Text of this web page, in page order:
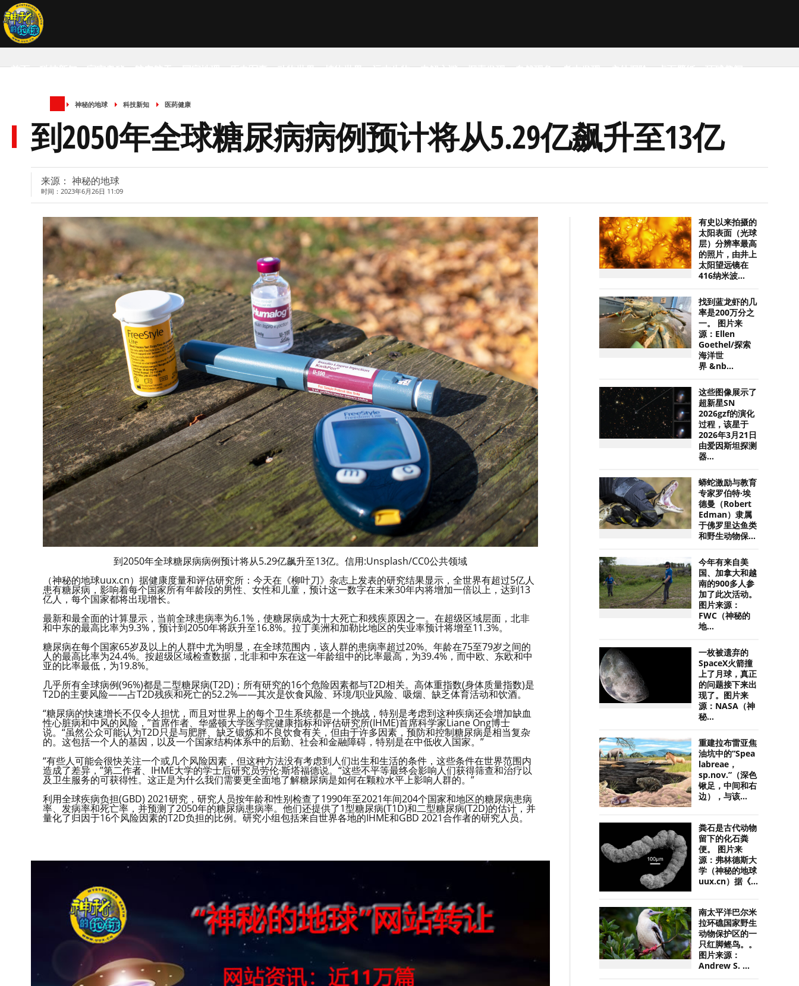
首页 科技新知 宇宙奥秘 航空航天 国家地理 历史军事 动物世界 植物世界 远古生物 未解之谜 探索发现 自然现象 考古发现 户外探险 桌面壁纸 环球趣闻
神秘的地球 科技新知 医药健康
到2050年全球糖尿病病例预计将从5.29亿飙升至13亿
来源： 神秘的地球
时间：2023年6月26日 11:09
到2050年全球糖尿病病例预计将从5.29亿飙升至13亿。信用:Unsplash/CC0公共领域
（神秘的地球uux.cn）据健康度量和评估研究所：今天在《柳叶刀》杂志上发表的研究结果显示，全世界有超过5亿人
患有糖尿病，影响着每个国家所有年龄段的男性、女性和儿童，预计这一数字在未来30年内将增加一倍以上，达到13
亿人，每个国家都将出现增长。
最新和最全面的计算显示，当前全球患病率为6.1%，使糖尿病成为十大死亡和残疾原因之一。在超级区域层面，北非
和中东的最高比率为9.3%，预计到2050年将跃升至16.8%。拉丁美洲和加勒比地区的失业率预计将增至11.3%。
糖尿病在每个国家65岁及以上的人群中尤为明显，在全球范围内，该人群的患病率超过20%。年龄在75至79岁之间的
人的最高比率为24.4%。按超级区域检查数据，北非和中东在这一年龄组中的比率最高，为39.4%，而中欧、东欧和中
亚的比率最低，为19.8%。
几乎所有全球病例(96%)都是二型糖尿病(T2D)；所有研究的16个危险因素都与T2D相关。高体重指数(身体质量指数)是
T2D的主要风险——占T2D残疾和死亡的52.2%——其次是饮食风险、环境/职业风险、吸烟、缺乏体育活动和饮酒。
“糖尿病的快速增长不仅令人担忧，而且对世界上的每个卫生系统都是一个挑战，特别是考虑到这种疾病还会增加缺血
性心脏病和中风的风险，”首席作者、华盛顿大学医学院健康指标和评估研究所(IHME)首席科学家Liane Ong博士
说。“虽然公众可能认为T2D只是与肥胖、缺乏锻炼和不良饮食有关，但由于许多因素，预防和控制糖尿病是相当复杂
的。这包括一个人的基因，以及一个国家结构体系中的后勤、社会和金融障碍，特别是在中低收入国家。”
“有些人可能会很快关注一个或几个风险因素，但这种方法没有考虑到人们出生和生活的条件，这些条件在世界范围内
造成了差异，”第二作者、IHME大学的学士后研究员劳伦·斯塔福德说。“这些不平等最终会影响人们获得筛查和治疗以
及卫生服务的可获得性。这正是为什么我们需要更全面地了解糖尿病是如何在颗粒水平上影响人群的。”
利用全球疾病负担(GBD) 2021研究，研究人员按年龄和性别检查了1990年至2021年间204个国家和地区的糖尿病患病
率、发病率和死亡率，并预测了2050年的糖尿病患病率。他们还提供了1型糖尿病(T1D)和二型糖尿病(T2D)的估计，并
量化了归因于16个风险因素的T2D负担的比例。研究小组包括来自世界各地的IHME和GBD 2021合作者的研究人员。
有史以来拍摄的
太阳表面（光球
层）分辨率最高
的照片，由井上
太阳望远镜在
416纳米波...
找到蓝龙虾的几
率是200万分之
一。 图片来
源：Ellen
Goethel/探索
海洋世
界 &nb...
这些图像展示了
超新星SN
2026gzf的演化
过程，该星于
2026年3月21日
由爱因斯坦探测
器...
蟒蛇激励与教育
专家罗伯特·埃
德曼（Robert
Edman）隶属
于佛罗里达鱼类
和野生动物保...
今年有来自美
国、加拿大和越
南的900多人参
加了此次活动。
图片来源：
FWC（神秘的
地...
一枚被遗弃的
SpaceX火箭撞
上了月球，真正
的问题接下来出
现了。图片来
源：NASA（神
秘...
重建拉布雷亚焦
油坑中的“Spea
labreae，
sp.nov.”（深色
锹足，中间和右
边），与该...
粪石是古代动物
留下的化石粪
便。 图片来
源：弗林德斯大
学（神秘的地球
uux.cn）据《...
南太平洋巴尔米
拉环礁国家野生
动物保护区的一
只红脚鲣鸟。。
图片来源：
Andrew S. ...